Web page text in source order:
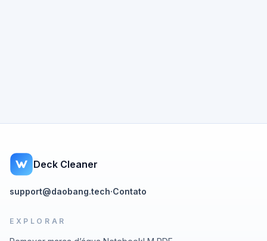
Deck Cleaner
support@daobang.tech·Contato
EXPLORAR